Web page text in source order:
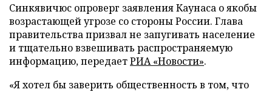
Синкявичюс опроверг заявления Каунаса о якобы
возрастающей угрозе со стороны России. Глава
правительства призвал не запугивать население
и тщательно взвешивать распространяемую
информацию, передаетРИА «Новости».
«Я хотел бы заверить общественность в том, что